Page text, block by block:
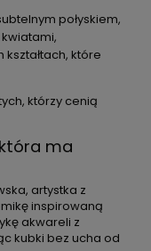
połyskiem,
które
którzy cenią
ma
artystka z
inspirowaną
akwareli z
kubki bez ucha od